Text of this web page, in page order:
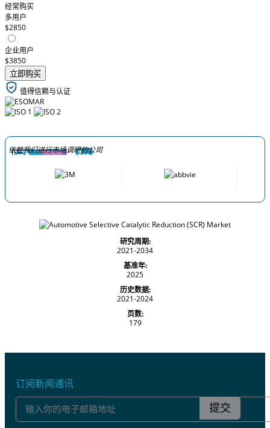
经常购买
多用户
$2850
企业用户
$3850
立即购买
值得信赖与认证
依赖我们进行市场调研的公司
研究周期:
2021-2034
基准年:
2025
历史数据:
2021-2024
页数:
179
订阅新闻通讯
提交